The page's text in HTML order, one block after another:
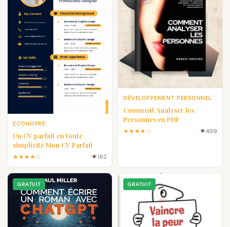
ECONOMIE
Un CV parfait en toute
simplicité Mon CV Parfait
★★★★☆ 182
DÉVELOPPEMENT PERSONNEL
Comment Analyser les
Personnes en PDF
★★★★☆ 499
GRATUIT GRATUIT